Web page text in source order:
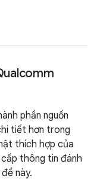
phần nguồn
tiết hơn trong
thích hợp của
thông tin đánh
này.